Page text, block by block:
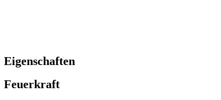
Eigenschaften
Feuerkraft